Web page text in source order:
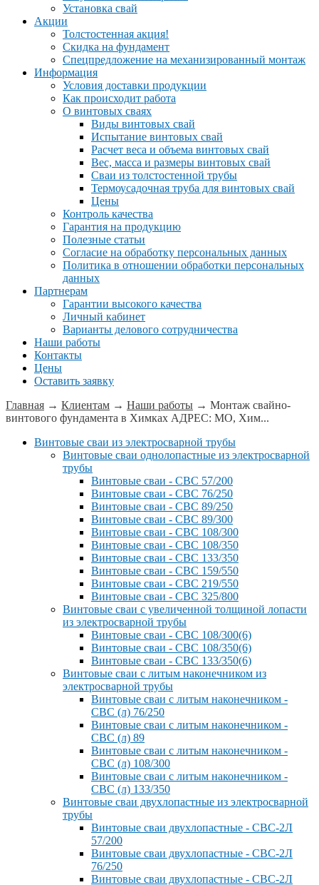
Установка свай
Акции
Толстостенная акция!
Скидка на фундамент
Спецпредложение на механизированный монтаж
Информация
Условия доставки продукции
Как происходит работа
О винтовых сваях
Виды винтовых свай
Испытание винтовых свай
Расчет веса и объема винтовых свай
Вес, масса и размеры винтовых свай
Сваи из толстостенной трубы
Термоусадочная труба для винтовых свай
Цены
Контроль качества
Гарантия на продукцию
Полезные статьи
Согласие на обработку персональных данных
Политика в отношении обработки персональных
данных
Партнерам
Гарантии высокого качества
Личный кабинет
Варианты делового сотрудничества
Наши работы
Контакты
Цены
Оставить заявку
Главная → Клиентам → Наши работы → Монтаж свайно-
винтового фундамента в Химках АДРЕС: МО, Хим...
Винтовые сваи из электросварной трубы
Винтовые сваи однолопастные из электросварной
трубы
Винтовые сваи - СВС 57/200
Винтовые сваи - СВС 76/250
Винтовые сваи - СВС 89/250
Винтовые сваи - СВС 89/300
Винтовые сваи - СВС 108/300
Винтовые сваи - СВС 108/350
Винтовые сваи - СВС 133/350
Винтовые сваи - СВС 159/550
Винтовые сваи - СВС 219/550
Винтовые сваи - СВС 325/800
Винтовые сваи с увеличенной толщиной лопасти
из электросварной трубы
Винтовые сваи - СВС 108/300(6)
Винтовые сваи - СВС 108/350(6)
Винтовые сваи - СВС 133/350(6)
Винтовые сваи с литым наконечником из
электросварной трубы
Винтовые сваи с литым наконечником -
СВС (л) 76/250
Винтовые сваи с литым наконечником -
СВС (л) 89
Винтовые сваи с литым наконечником -
СВС (л) 108/300
Винтовые сваи с литым наконечником -
СВС (л) 133/350
Винтовые сваи двухлопастные из электросварной
трубы
Винтовые сваи двухлопастные - СВС-2Л
57/200
Винтовые сваи двухлопастные - СВС-2Л
76/250
Винтовые сваи двухлопастные - СВС-2Л